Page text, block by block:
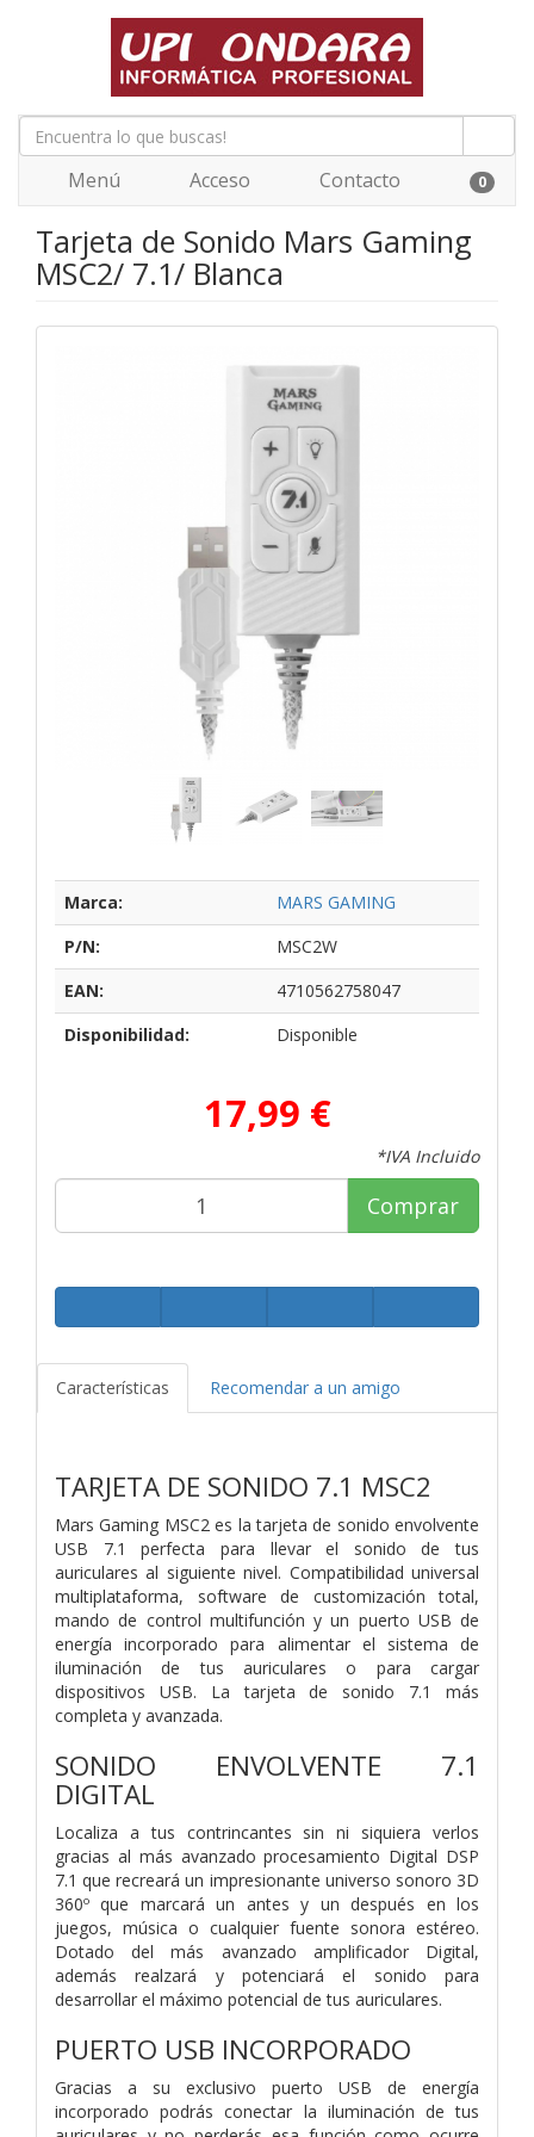
Menú Acceso Contacto 0
Tarjeta de Sonido Mars Gaming
MSC2/ 7.1/ Blanca
Marca:
MARS GAMING
P/N:
MSC2W
EAN:
4710562758047
Disponibilidad:
Disponible
17,99 €
*IVA Incluido
Comprar
Características Recomendar a un amigo
TARJETA DE SONIDO 7.1 MSC2
Mars Gaming MSC2 es la tarjeta de sonido envolvente
USB 7.1 perfecta para llevar el sonido de tus
auriculares al siguiente nivel. Compatibilidad universal
multiplataforma, software de customización total,
mando de control multifunción y un puerto USB de
energía incorporado para alimentar el sistema de
iluminación de tus auriculares o para cargar
dispositivos USB. La tarjeta de sonido 7.1 más
completa y avanzada.
SONIDO ENVOLVENTE 7.1
DIGITAL
Localiza a tus contrincantes sin ni siquiera verlos
gracias al más avanzado procesamiento Digital DSP
7.1 que recreará un impresionante universo sonoro 3D
360º que marcará un antes y un después en los
juegos, música o cualquier fuente sonora estéreo.
Dotado del más avanzado amplificador Digital,
además realzará y potenciará el sonido para
desarrollar el máximo potencial de tus auriculares.
PUERTO USB INCORPORADO
Gracias a su exclusivo puerto USB de energía
incorporado podrás conectar la iluminación de tus